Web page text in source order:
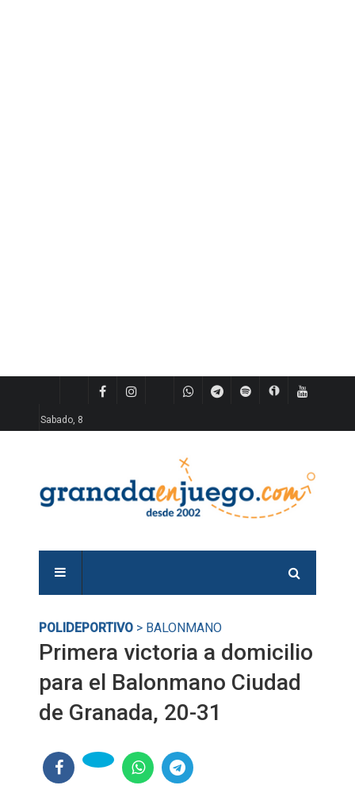
Sabado, 8
POLIDEPORTIVO > BALONMANO
Primera victoria a domicilio
para el Balonmano Ciudad
de Granada, 20-31